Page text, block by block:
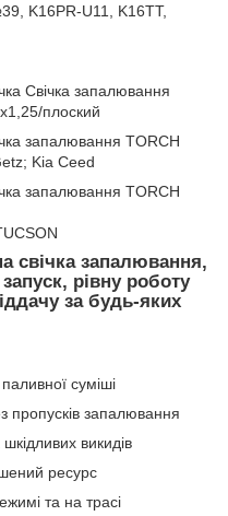
K16PR-U11, K16TT,
Свічка запалювання
плоский
запалювання TORCH
Kia Ceed
запалювання TORCH
свічка запалювання,
рівну роботу
за будь-яких
суміші
пропусків запалювання
викидів
ресурс
та на трасі